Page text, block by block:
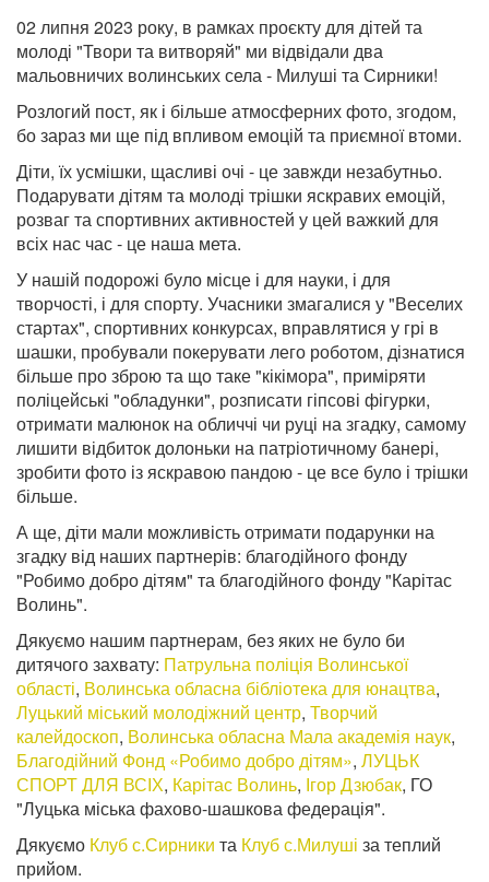
02 липня 2023 року, в рамках проєкту для дітей та
молоді "Твори та витворяй" ми відвідали два
мальовничих волинських села - Милуші та Сирники!
Розлогий пост, як і більше атмосферних фото, згодом,
бо зараз ми ще під впливом емоцій та приємної втоми.
Діти, їх усмішки, щасливі очі - це завжди незабутньо.
Подарувати дітям та молоді трішки яскравих емоцій,
розваг та спортивних активностей у цей важкий для
всіх нас час - це наша мета.
У нашій подорожі було місце і для науки, і для
творчості, і для спорту. Учасники змагалися у "Веселих
стартах", спортивних конкурсах, вправлятися у грі в
шашки, пробували покерувати лего роботом, дізнатися
більше про зброю та що таке "кікімора", приміряти
поліцейські "обладунки", розписати гіпсові фігурки,
отримати малюнок на обличчі чи руці на згадку, самому
лишити відбиток долоньки на патріотичному банері,
зробити фото із яскравою пандою - це все було і трішки
більше.
А ще, діти мали можливість отримати подарунки на
згадку від наших партнерів: благодійного фонду
"Робимо добро дітям" та благодійного фонду "Карітас
Волинь".
Дякуємо нашим партнерам, без яких не було би
дитячого захвату: Патрульна поліція Волинської
області, Волинська обласна бібліотека для юнацтва,
Луцький міський молодіжний центр, Творчий
калейдоскоп, Волинська обласна Мала академія наук,
Благодійний Фонд «Робимо добро дітям», ЛУЦЬК
СПОРТ ДЛЯ ВСІХ, Карітас Волинь, Ігор Дзюбак, ГО
"Луцька міська фахово-шашкова федерація".
Дякуємо Клуб с.Сирники та Клуб с.Милуші за теплий
прийом.